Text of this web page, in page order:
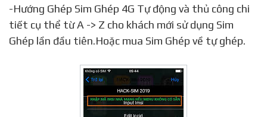
-Hướng Ghép Sim Ghép 4G Tự động và thủ công chi
tiết cụ thể từ A -> Z cho khách mới sử dụng Sim
Ghép lần đầu tiên.Hoặc mua Sim Ghép về tự ghép.